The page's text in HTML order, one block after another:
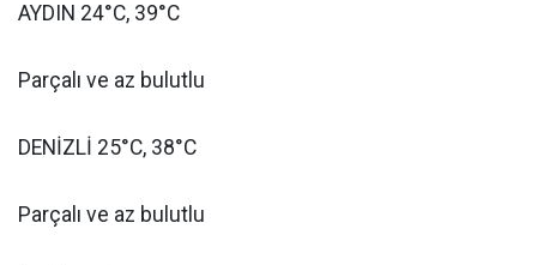
AYDIN 24°C, 39°C
Parçalı ve az bulutlu
DENİZLİ 25°C, 38°C
Parçalı ve az bulutlu